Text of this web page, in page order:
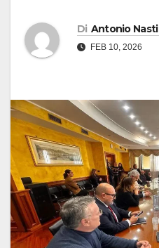
Di Antonio Nasti
FEB 10, 2026